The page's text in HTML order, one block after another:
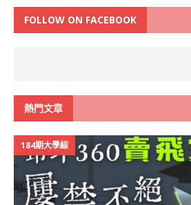
FOLLOW ON FACEBOOK
熱門文章
184期大學線